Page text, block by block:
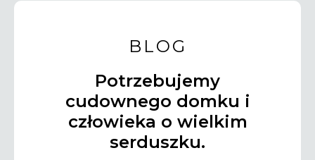
BLOG
Potrzebujemy
cudownego domku i
człowieka o wielkim
serduszku.